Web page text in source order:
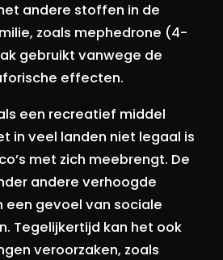
andere stoffen in de
zoals mephedrone (4-
gebruikt vanwege de
effecten.
een recreatief middel
in veel landen niet legaal is
met zich meebrengt. De
andere verhoogde
een gevoel van sociale
Tegelijkertijd kan het ook
veroorzaken, zoals